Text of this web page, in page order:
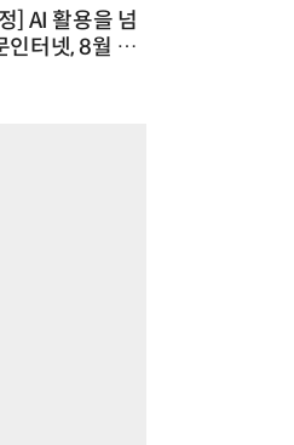
] AI 활용을 넘
인터넷, 8월 실